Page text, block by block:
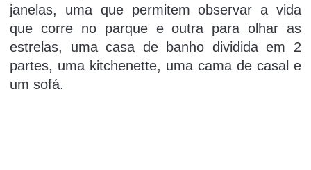
janelas, uma que permitem observar a vida
que corre no parque e outra para olhar as
estrelas, uma casa de banho dividida em 2
partes, uma kitchenette, uma cama de casal e
um sofá.